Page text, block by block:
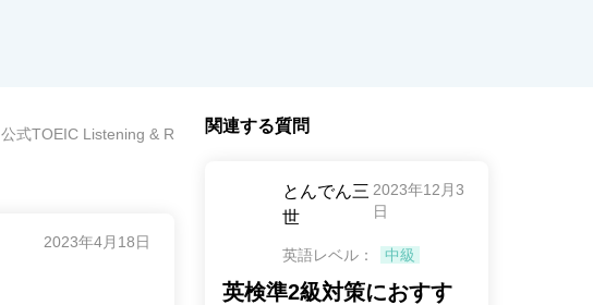
公式TOEIC Listening & Readingの活用方法が知りたい！
2023年4月18日
関連する質問
とんでん三
世
2023年12月3
日
英語レベル： 中級
英検準2級対策におすす